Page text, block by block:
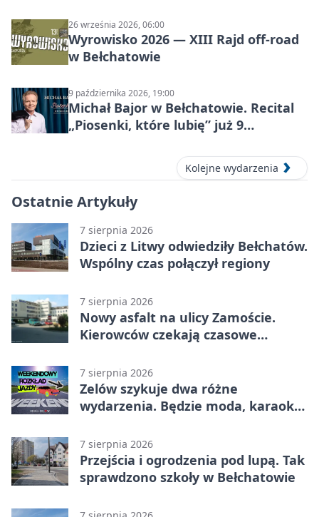
26 września 2026, 06:00
Wyrowisko 2026 — XIII Rajd off‑road
w Bełchatowie
9 października 2026, 19:00
Michał Bajor w Bełchatowie. Recital
„Piosenki, które lubię” już 9
Kolejne wydarzenia
Ostatnie Artykuły
7 sierpnia 2026
Dzieci z Litwy odwiedziły Bełchatów.
Wspólny czas połączył regiony
7 sierpnia 2026
Nowy asfalt na ulicy Zamoście.
Kierowców czekają czasowe
7 sierpnia 2026
Zelów szykuje dwa różne
wydarzenia. Będzie moda, karaoke
7 sierpnia 2026
Przejścia i ogrodzenia pod lupą. Tak
sprawdzono szkoły w Bełchatowie